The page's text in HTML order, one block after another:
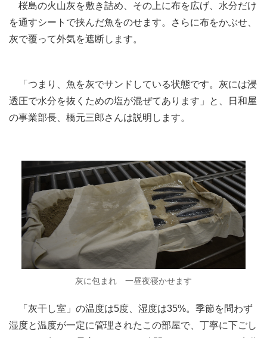
桜島の火山灰を敷き詰め、その上に布を広げ、水分だけ
を通すシートで挟んだ魚をのせます。さらに布をかぶせ、
灰で覆って外気を遮断します。
「つまり、魚を灰でサンドしている状態です。灰には浸
透圧で水分を抜くための塩が混ぜてあります」と、日和屋
の事業部長、橋元三郎さんは説明します。
灰に包まれ 一昼夜寝かせます
「灰干し室」の温度は5度、湿度は35%。季節を問わず
湿度と温度が一定に管理されたこの部屋で、丁寧に下ごし